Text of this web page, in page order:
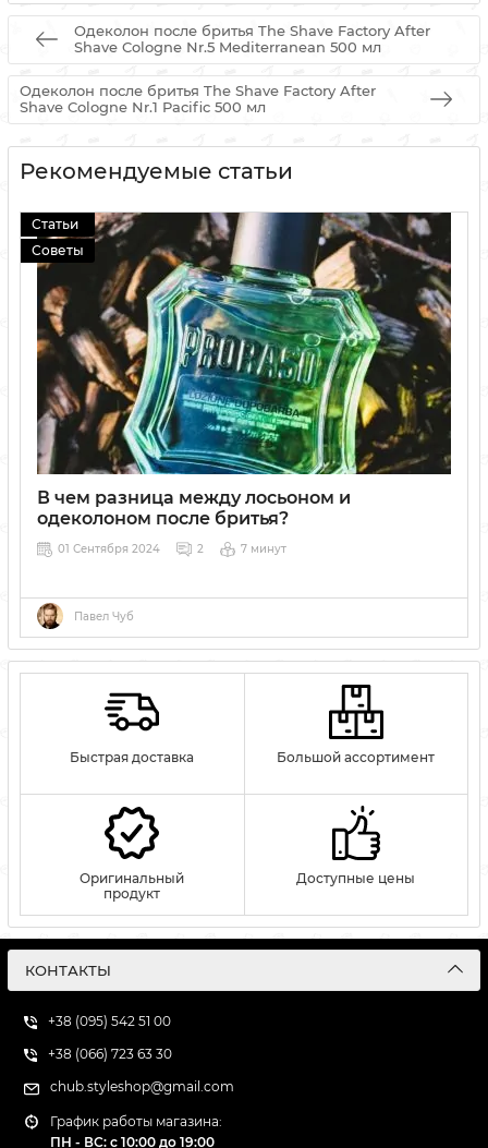
Одеколон после бритья The Shave Factory After
Shave Cologne Nr.5 Mediterranean 500 мл
Одеколон после бритья The Shave Factory After
Shave Cologne Nr.1 Pacific 500 мл
Рекомендуемые статьи
Статьи
Советы
В чем разница между лосьоном и
одеколоном после бритья?
01 Сентября 2024 2 7 минут
Павел Чуб
Быстрая доставка Большой ассортимент
Оригинальный
продукт
Доступные цены
КОНТАКТЫ
+38 (095) 542 51 00
+38 (066) 723 63 30
chub.styleshop@gmail.com
График работы магазина:
ПН - ВС: с 10:00 до 19:00